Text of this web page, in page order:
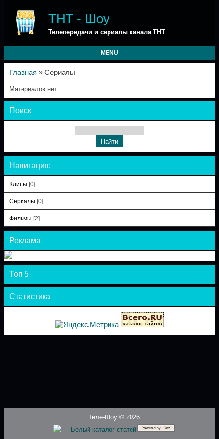
ТНТ - Шоу
Телепередачи и сериалы канала ТНТ
MENU
Главная » Сериалы
Материалов нет
Поиск
Навигация:
Клипы [0]
Сериалы [0]
Фильмы [2]
Реклама
Топ 5
Статистика
Теле-Шоу © 2026